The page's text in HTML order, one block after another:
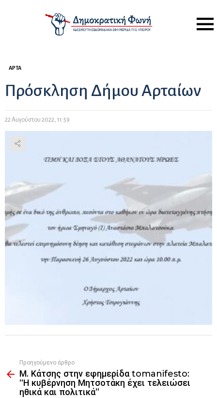
Menu
ΆΡΤΑ
Πρόσκληση Δήμου Αρταίων
22 Αυγούστου 2022, 11:59
more
Προηγούμενο άρθρο
Μ. Κάτσης στην εφημερίδα tomanifesto:
“Η κυβέρνηση Μητσοτάκη έχει τελειώσει
ηθικά και πολιτικά”